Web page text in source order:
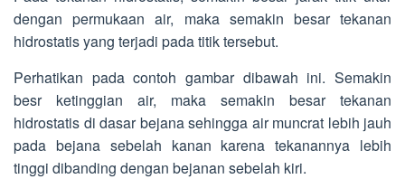
dengan permukaan air, maka semakin besar tekanan
hidrostatis yang terjadi pada titik tersebut.
Perhatikan pada contoh gambar dibawah ini. Semakin
besr ketinggian air, maka semakin besar tekanan
hidrostatis di dasar bejana sehingga air muncrat lebih jauh
pada bejana sebelah kanan karena tekanannya lebih
tinggi dibanding dengan bejanan sebelah kiri.